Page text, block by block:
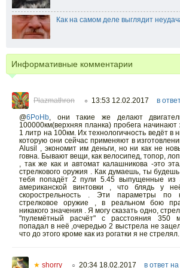
Как на самом деле выглядит
Информативные комментарии
Plazmathron ○ 13:53 12.02.2017 в
@6PoHb, они такие же делают
100000км(верхняя планка) пробега начинают
1 литр на 100км. Их технологичность ведёт в
которую они сейчас применяют в
Alusil , экономит им деньги, но ни как не
говна. Бывают вещи, как велосипед, топор,
, так же как и автомат калашникова -это
стрелкового оружия . Как думаешь, ты
тебя попадёт 2 пули 5.45 выпущенные из
американской винтовки , что блядь у
скорострельность . Эти параметры по
стрелковое оружие , в реальном бою
никакого значения . Я могу сказать одно,
"пулемётный расчёт" с расстояния 350
попадал в неё ,очередью 2 выстрела не
что до этого кроме как из рогатки я не стрелял.
★ shorry ○ 20:34 18.02.2017 в ответ на